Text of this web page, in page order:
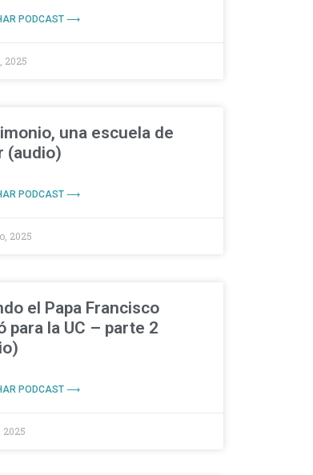
PODCAST ⟶
2025
una escuela de
(audio)
PODCAST ⟶
2025
el Papa Francisco
para la UC – parte 2
PODCAST ⟶
2025